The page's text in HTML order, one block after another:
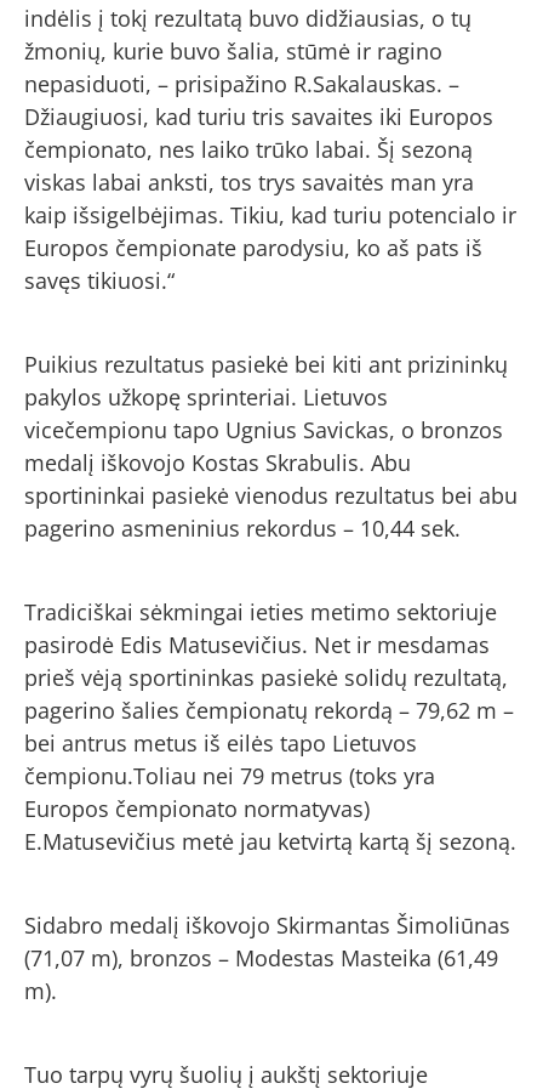
indėlis į tokį rezultatą buvo didžiausias, o tų
žmonių, kurie buvo šalia, stūmė ir ragino
nepasiduoti, – prisipažino R.Sakalauskas. –
Džiaugiuosi, kad turiu tris savaites iki Europos
čempionato, nes laiko trūko labai. Šį sezoną
viskas labai anksti, tos trys savaitės man yra
kaip išsigelbėjimas. Tikiu, kad turiu potencialo ir
Europos čempionate parodysiu, ko aš pats iš
savęs tikiuosi.“
Puikius rezultatus pasiekė bei kiti ant prizininkų
pakylos užkopę sprinteriai. Lietuvos
vicečempionu tapo Ugnius Savickas, o bronzos
medalį iškovojo Kostas Skrabulis. Abu
sportininkai pasiekė vienodus rezultatus bei abu
pagerino asmeninius rekordus – 10,44 sek.
Tradiciškai sėkmingai ieties metimo sektoriuje
pasirodė Edis Matusevičius. Net ir mesdamas
prieš vėją sportininkas pasiekė solidų rezultatą,
pagerino šalies čempionatų rekordą – 79,62 m –
bei antrus metus iš eilės tapo Lietuvos
čempionu.Toliau nei 79 metrus (toks yra
Europos čempionato normatyvas)
E.Matusevičius metė jau ketvirtą kartą šį sezoną.
Sidabro medalį iškovojo Skirmantas Šimoliūnas
(71,07 m), bronzos – Modestas Masteika (61,49
m).
Tuo tarpų vyrų šuolių į aukštį sektoriuje